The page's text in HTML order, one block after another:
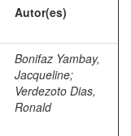
Autor(es)
Bonifaz Yambay,
Jacqueline;
Verdezoto Dias,
Ronald